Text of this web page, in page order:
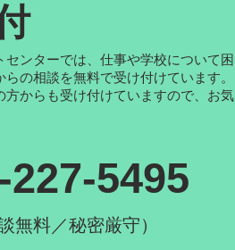
ンターでは、仕事や学校について困
の相談を無料で受け付けています。
方からも受け付けていますので、お気
227-5495
無料／秘密厳守）